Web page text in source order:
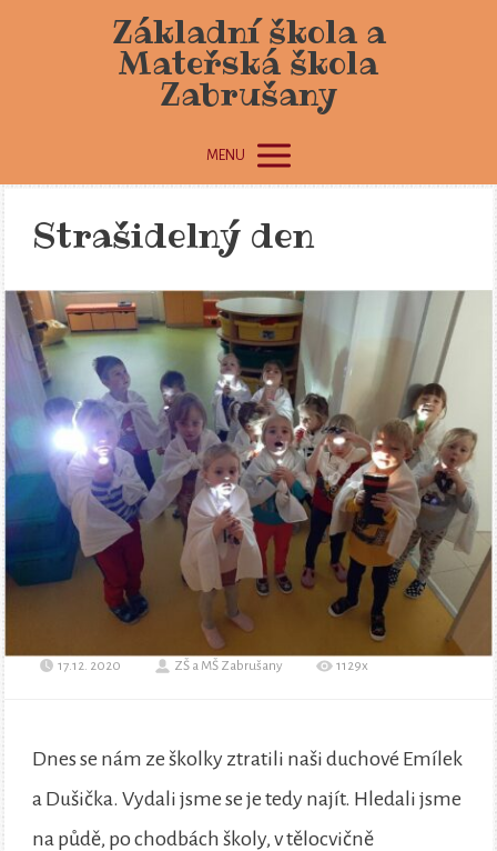
Základní škola a
Mateřská škola
Zabrušany
MENU
Strašidelný den
17.12. 2020 ZŠ a MŠ Zabrušany 1129x
Dnes se nám ze školky ztratili naši duchové Emílek
a Dušička. Vydali jsme se je tedy najít. Hledali jsme
na půdě, po chodbách školy, v tělocvičně